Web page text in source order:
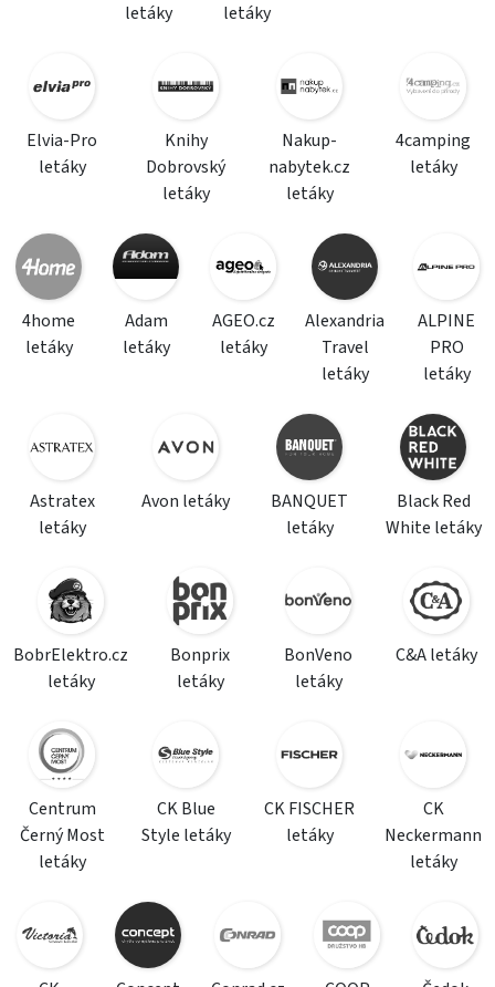
letáky letáky
Elvia-Pro
letáky
Knihy
Dobrovský
letáky
Nakup-
nabytek.cz
letáky
4camping
letáky
4home
letáky
Adam
letáky
AGEO.cz
letáky
Alexandria
Travel
letáky
ALPINE
PRO
letáky
Astratex
letáky
Avon letáky
BANQUET
letáky
Black Red
White letáky
BobrElektro.cz
letáky
Bonprix
letáky
BonVeno
letáky
C&A letáky
Centrum
Černý Most
letáky
CK Blue
Style letáky
CK FISCHER
letáky
CK
Neckermann
letáky